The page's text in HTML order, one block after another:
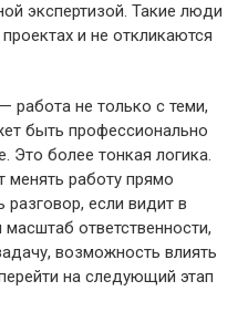
экспертизой. Такие люди
и не откликаются
работа не только с теми,
быть профессионально
Это более тонкая логика.
менять работу прямо
если видит в
ответственности,
возможность влиять
на следующий этап